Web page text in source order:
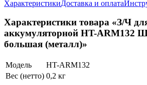
ХарактеристикиДоставка и оплата
Характеристики товара «З/Ч
аккумуляторной HT-ARM132
большая (металл)»
Модель
HT-ARM132
Вес (нетто) 0,2 кг